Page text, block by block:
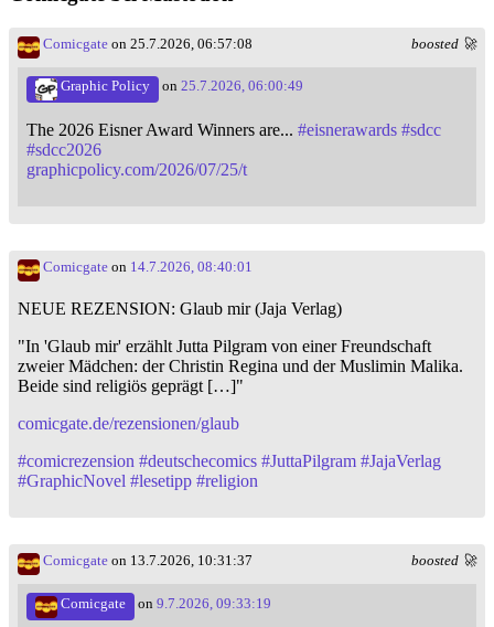
boosted 🚀
Comicgate on 25.7.2026, 06:57:08
Graphic Policy on 25.7.2026, 06:00:49
The 2026 Eisner Award Winners are... #eisnerawards #sdcc
#sdcc2026
graphicpolicy.com/2026/07/25/t
Comicgate on 14.7.2026, 08:40:01
NEUE REZENSION: Glaub mir (Jaja Verlag)
"In 'Glaub mir' erzählt Jutta Pilgram von einer Freundschaft
zweier Mädchen: der Christin Regina und der Muslimin Malika.
Beide sind religiös geprägt […]"
comicgate.de/rezensionen/glaub
#comicrezension #deutschecomics #JuttaPilgram #JajaVerlag
#GraphicNovel #lesetipp #religion
boosted 🚀
Comicgate on 13.7.2026, 10:31:37
Comicgate on 9.7.2026, 09:33:19